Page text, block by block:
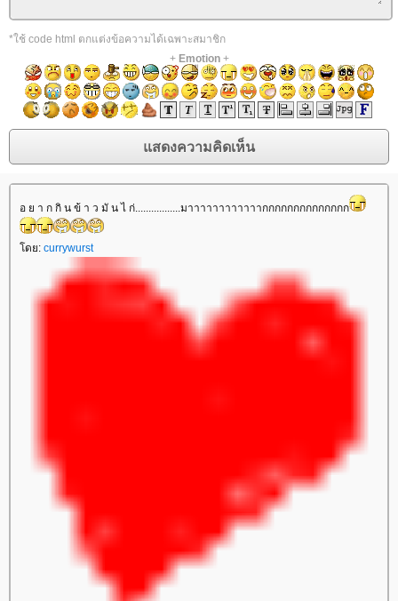
*ใช้ code html ตกแต่งข้อความได้เฉพาะสมาชิก
+ Emotion+
อ ย า ก กิ น ข้ า ว มั น ไ ก่.................มาาาาาาาาาาาากกกกกกกกกกกกกก
ดย: currywurst